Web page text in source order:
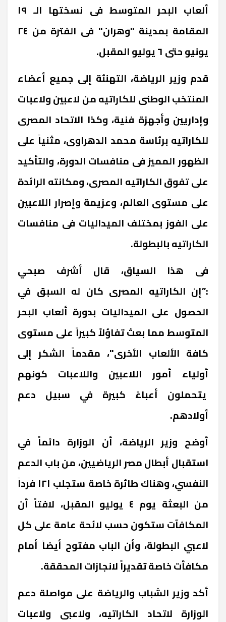
ألعاب البحر المتوسط فى نسختها الـ ١٩
المقامة بمدينة "وهران" فى الفترة من ٢٤
يونيو حتى ٦ يوليو المقبل.
قدم وزير الرياضة، التهنئة إلى جميع أعضاء
المنتخب الوطنى للكاراتيه من لاعبين ولاعبات
وإداريين وأجهزة فنية، وكذا الاتحاد المصرى
للكاراتيه برئاسة محمد الدهراوى، مثنياً على
الظهور المميز فى منافسات الدورة، والتأكيد
على تفوق الكاراتيه المصرى، ومكانته الرائدة
على مستوى العالم، وعزيمة وإصرار اللاعبين
على الفوز بمختلف الميداليات فى منافسات
الكاراتيه بالبطولة.
فى هذا السياق، قال أشرف صبحي
:”إن الكاراتيه المصرى كان له السبق في
الحصول على الميداليات بدورة ألعاب البحر
المتوسط مما بعث تفاؤلاً كبيراً على مستوى
كافة الألعاب الأخرى"، مقدماً الشكر إلى
أولياء أمور اللاعبين واللاعبات كونهم
يتحملون أعباءً كبيرة في سبيل دعم
أولادهم.
أوضح وزير الرياضة، أن الوزارة دائماً في
استقبال أبطال مصر الرياضيين، من باب الدعم
النفسي، وهناك طائرة خاصة ستجلب ١٢١ فرداً
من البعثة يوم ٤ يوليو المقبل، لافتاً أن
المكافآت ستكون حسب لائحة عامة على كل
لاعبي البطولة، وأن الباب مفتوح أيضاً أمام
مكافأت خاصة تقديراً لانجازات المحققة.
أكد وزير الشباب والرياضة على مواصلة دعم
الوزارة لاتحاد الكاراتيه، ولاعبى ولاعبات